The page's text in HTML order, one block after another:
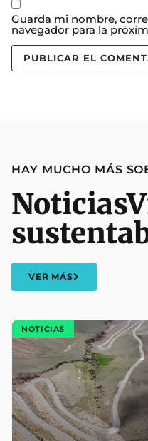
Guarda mi nombre,
navegador para la
HAY MUCHO MÁS
Noticias
VER MÁS
NOTICIAS